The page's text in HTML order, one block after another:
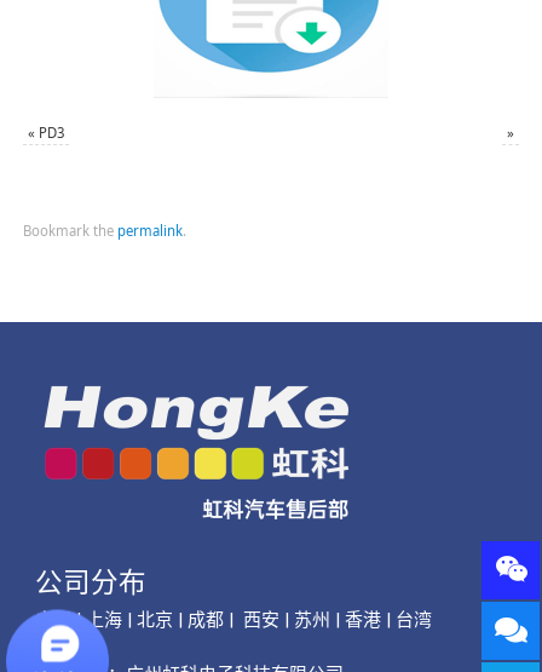
« PD3 »
Bookmark the permalink.
公司分布
广州 | 上海 | 北京 | 成都 | 西安 | 苏州 | 香港 | 台湾